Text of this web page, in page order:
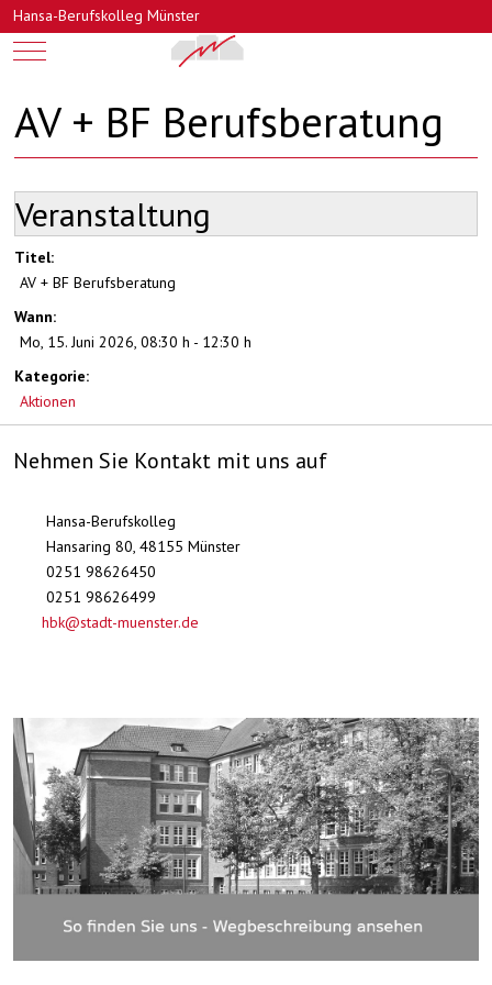
Hansa-Berufskolleg Münster
Mobile Menu Toggle
AV + BF Berufsberatung
Veranstaltung
Titel:
AV + BF Berufsberatung
Wann:
Mo, 15. Juni 2026, 08:30 h - 12:30 h
Kategorie:
Aktionen
Nehmen Sie Kontakt mit uns auf
Hansa-Berufskolleg
Hansaring 80, 48155 Münster
0251 98626450
0251 98626499
hbk@stadt-muenster.de